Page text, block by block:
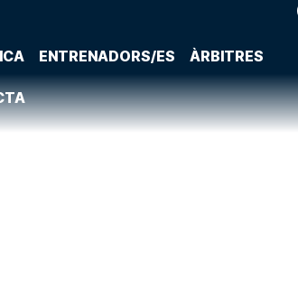
ENTRENADORS/ES ÀRBITRES